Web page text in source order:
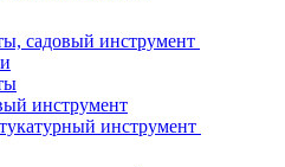
садовый инструмент
инструмент
инструмент